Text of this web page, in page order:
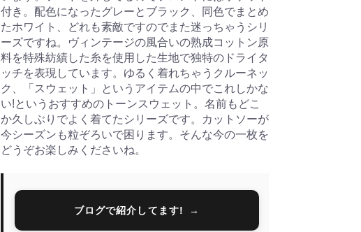
付き。配色になったグレーとブラック、同色でまとめ
たホワイト、どれも素敵ですのでまた迷っちゃうシリ
ーズですね。ヴィンテージの風合いの熟成コットン原
料を特殊紡績した糸を使用した生地で独特のドライタ
ッチを表現しています。ゆるく着れちゃうクルーネッ
ク、「スウェット」というアイテムの中でこれしかな
い!というおすすめのトーンスウェット。名前もどこ
か久しぶりでよく着てたシリーズです。カットソーが
今シーズンも粒ぞろいで困ります。そんな今の一枚を
どうぞお楽しみくださいね。
ブログで紹介してます!